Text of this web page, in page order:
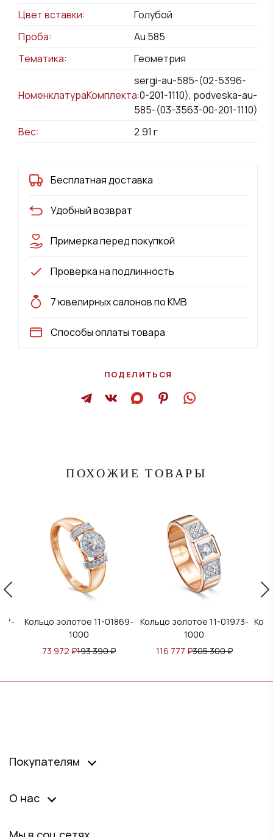
Цвет вставки:
Голубой
Проба:
Au 585
Тематика:
Геометрия
НоменклатураКомплекта:
sergi-au-585-(02-5396-
00-201-1110), podveska-au-
585-(03-3563-00-201-1110)
Вес:
2.91 г
Бесплатная доставка
Удобный возврат
Примерка перед покупкой
Проверка на подлинность
7 ювелирных салонов по КМВ
Способы оплаты товара
ПОДЕЛИТЬСЯ
ПОХОЖИЕ ТОВАРЫ
Кольцо золотое 11-01869-
1000
73 972 ₽193 390₽
Кольцо золотое 11-01973-
1000
116 777 ₽305 300₽
Покупателям
О нас